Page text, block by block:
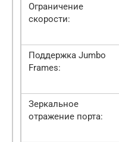
Ограничение
скорости:
Поддержка Jumbo
Frames:
Зеркальное
отражение порта: